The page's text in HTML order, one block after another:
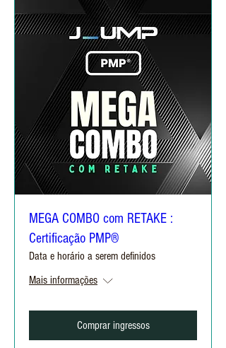
MEGA COMBO com RETAKE :
Certificação PMP®
Data e horário a serem definidos
Mais informações
Comprar ingressos